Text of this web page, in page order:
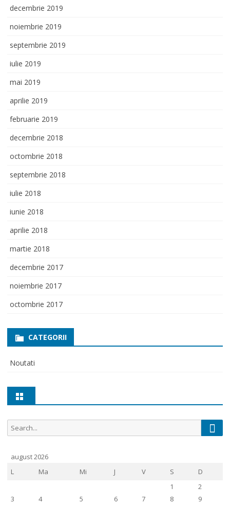
decembrie 2019
noiembrie 2019
septembrie 2019
iulie 2019
mai 2019
aprilie 2019
februarie 2019
decembrie 2018
octombrie 2018
septembrie 2018
iulie 2018
iunie 2018
aprilie 2018
martie 2018
decembrie 2017
noiembrie 2017
octombrie 2017
CATEGORII
Noutati
Search
for:
august 2026
L
Ma Mi J V S
D
1
2
3
4 5 6 7 8 9